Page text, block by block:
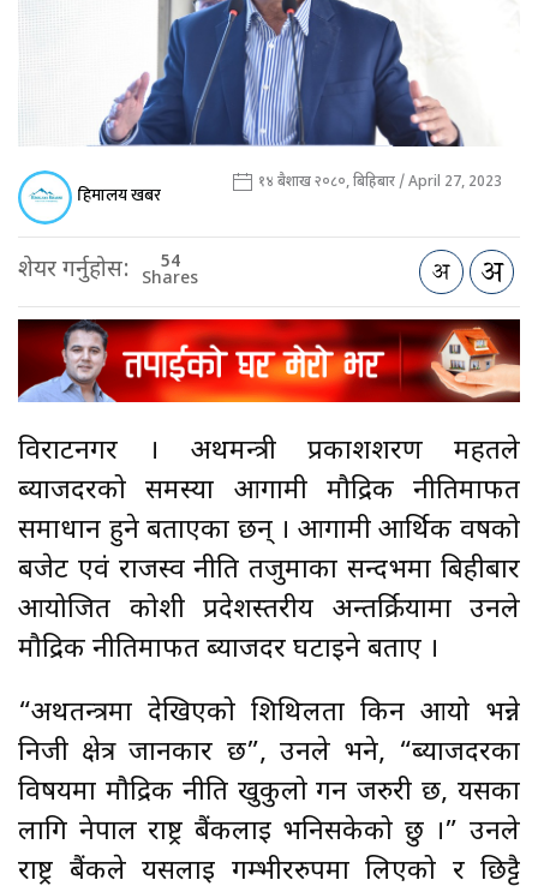
हिमालय खबर १४ बैशाख २०८०, बिहिबार / April 27, 2023
शेयर गर्नुहोस: 54
Shares
विराटनगर । अर्थमन्त्री प्रकाशशरण महतले
ब्याजदरको समस्या आगामी मौद्रिक नीतिमार्फत
समाधान हुने बताएका छन् । आगामी आर्थिक वर्षको
बजेट एवं राजस्व नीति तर्जुमाका सन्दर्भमा बिहीबार
आयोजित कोशी प्रदेशस्तरीय अन्तर्क्रियामा उनले
मौद्रिक नीतिमार्फत ब्याजदर घटाइने बताए ।
“अर्थतन्त्रमा देखिएको शिथिलता किन आयो भन्ने
निजी क्षेत्र जानकार छ”, उनले भने, “ब्याजदरका
विषयमा मौद्रिक नीति खुकुलो गर्न जरुरी छ, यसका
लागि नेपाल राष्ट्र बैंकलाई भनिसकेको छु ।” उनले
राष्ट्र बैंकले यसलाई गम्भीररुपमा लिएको र छिट्टै